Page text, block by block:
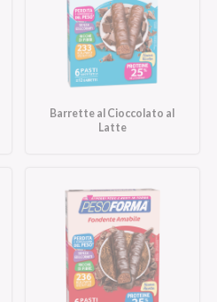
Barrette al Cioccolato al
Latte